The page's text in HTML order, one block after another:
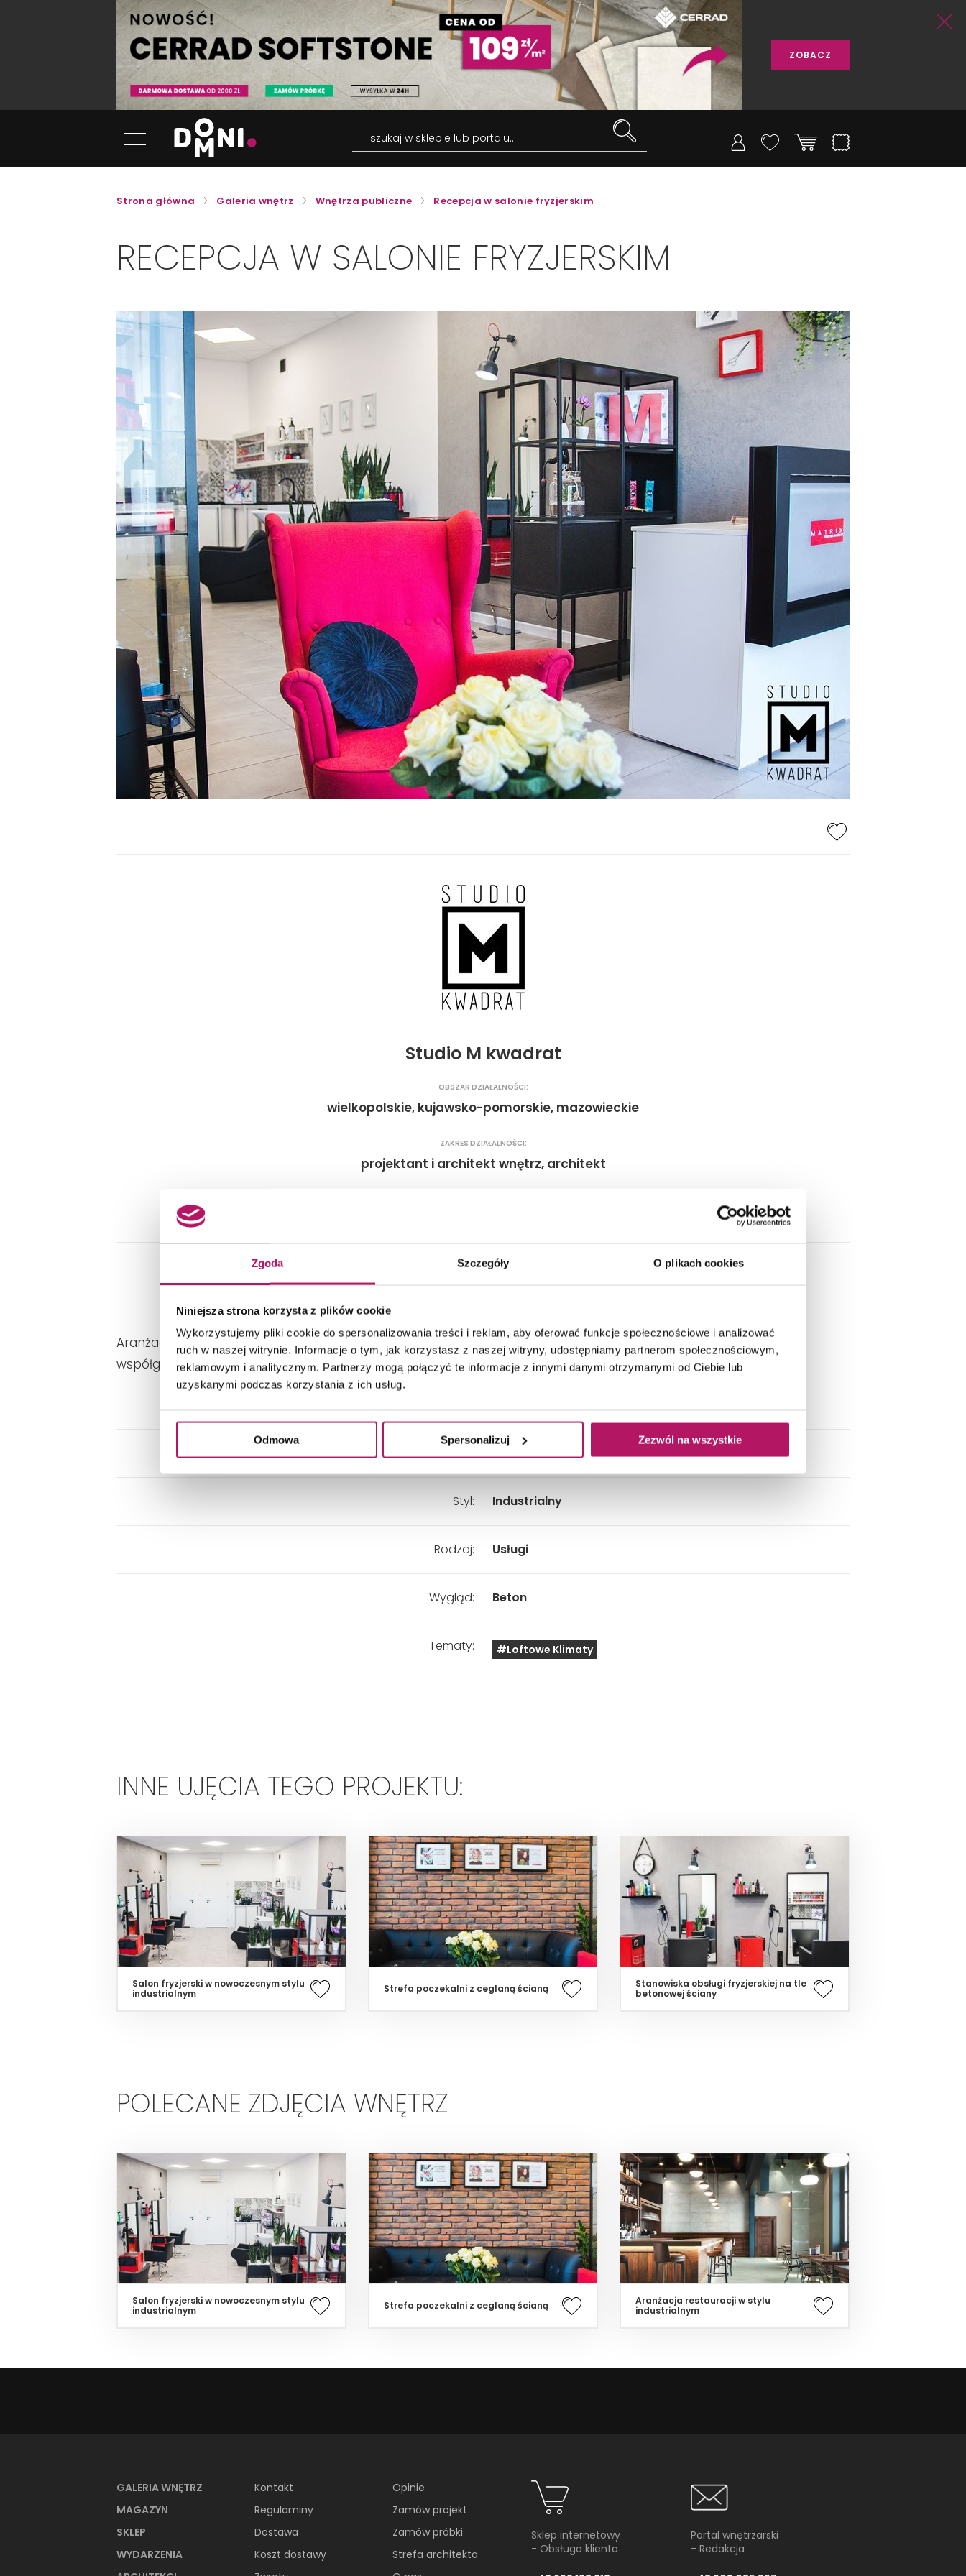
Zgoda Szczegóły O plikach cookies
Niniejsza strona korzysta z plików cookie
Wykorzystujemy pliki cookie do spersonalizowania treści i reklam, aby oferować funkcje społecznościowe i analizować
ruch w naszej witrynie. Informacje o tym, jak korzystasz z naszej witryny, udostępniamy partnerom społecznościowym,
reklamowym i analitycznym. Partnerzy mogą połączyć te informacje z innymi danymi otrzymanymi od Ciebie lub
uzyskanymi podczas korzystania z ich usług.
Odmowa Spersonalizuj Zezwól na wszystkie
ZOBACZ
szukaj w sklepie lub portalu...
Strona główna Galeria wnętrz Wnętrza publiczne Recepcja w salonie fryzjerskim
RECEPCJA W SALONIE FRYZJERSKIM
Studio M kwadrat
OBSZAR DZIAŁALNOŚCI:
wielkopolskie, kujawsko-pomorskie, mazowieckie
ZAKRES DZIAŁALNOŚCI:
projektant i architekt wnętrz, architekt
Aranżacja recepcji z industrialnymi motywami według projektu pracowni Studio M. Różowe motywy doskonale
współgrają ze stonowanymi szarościami i ożywiają wystrój wnętrza.
Dominujące kolory: Biały, Beżowy, Czarny, Fiolet/róż
Styl: Industrialny
Rodzaj: Usługi
Wygląd: Beton
Tematy: #Loftowe Klimaty
INNE UJĘCIA TEGO PROJEKTU:
Salon fryzjerski w nowoczesnym stylu
industrialnym
Strefa poczekalni z ceglaną ścianą
Stanowiska obsługi fryzjerskiej na tle
betonowej ściany
POLECANE ZDJĘCIA WNĘTRZ
Salon fryzjerski w nowoczesnym stylu
industrialnym
Strefa poczekalni z ceglaną ścianą
Aranżacja restauracji w stylu
industrialnym
GALERIA WNĘTRZ
MAGAZYN
SKLEP
WYDARZENIA
Kontakt
Regulaminy
Dostawa
Koszt dostawy
Opinie
Zamów projekt
Zamów próbki
Strefa architekta
Sklep internetowy
- Obsługa klienta
Portal wnętrzarski
- Redakcja